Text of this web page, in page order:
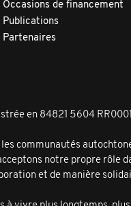
Occasions de financement
Publications
Partenaires
en 84821 5604 RR0001
communautés
notre propre rôle
et de manière